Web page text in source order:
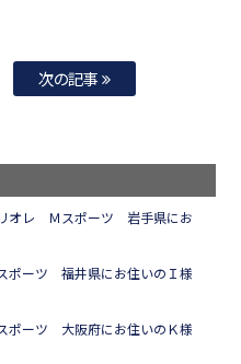
次の記事
オレ Ｍスポーツ 岩手県にお
ーツ 福井県にお住いのＩ様
ーツ 大阪府にお住いのＫ様